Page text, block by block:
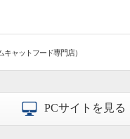
キャットフード専門店）
PCサイトを見る